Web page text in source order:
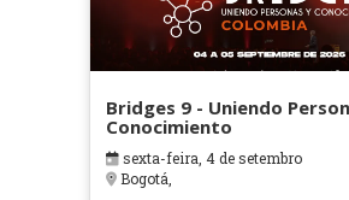
Bridges 9 - Uniendo
Conocimiento
sexta-feira, 4 de setembro
Bogotá,